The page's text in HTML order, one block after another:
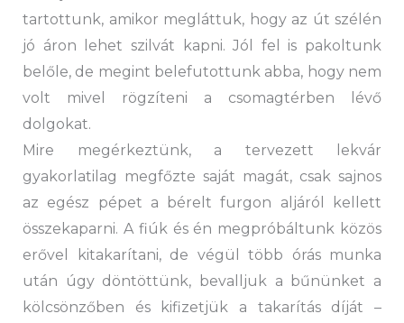
tartottunk, amikor megláttuk, hogy az út szélén
jó áron lehet szilvát kapni. Jól fel is pakoltunk
belőle, de megint belefutottunk abba, hogy nem
volt mivel rögzíteni a csomagtérben lévő
dolgokat.
Mire megérkeztünk, a tervezett lekvár
gyakorlatilag megfőzte saját magát, csak sajnos
az egész pépet a bérelt furgon aljáról kellett
összekaparni. A fiúk és én megpróbáltunk közös
erővel kitakarítani, de végül több órás munka
után úgy döntöttünk, bevalljuk a bűnünket a
kölcsönzőben és kifizetjük a takarítás díját –